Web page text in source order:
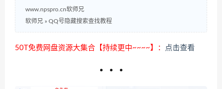
www.npspro.cn软师兄
软师兄 » QQ号隐藏搜索查找教程
50T免费网盘资源大集合【持续更中~~~~】： 点击查看